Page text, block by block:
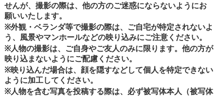
せんが、撮影の際は、他の方のご迷惑にならないようにお
願いいたします。
※外観・ベランダ等で撮影の際は、ご自宅が特定されないよ
う、風景やマンホールなどの映り込みにご注意ください。
※人物の撮影は、ご自身やご友人のみに限ります。他の方が
映り込まないようにご配慮ください。
※映り込んだ場合は、顔を隠すなどして個人を特定できない
ように加工してください。
※人物を含む写真を投稿する際は、必ず被写体本人（被写体